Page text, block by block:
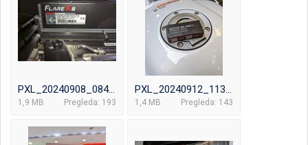
PXL_20240908_084502396.jpg
1,9 MB Pregleda: 193
PXL_20240912_113103849~2.jpg
1,4 MB Pregleda: 143